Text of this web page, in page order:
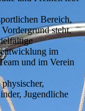
Bereich,
steht.
im
und im Verein
Jugendliche